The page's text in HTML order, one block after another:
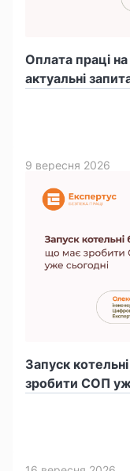
Оплата праці
актуальні
Запуск
зробити СОП
9 вересня 2026